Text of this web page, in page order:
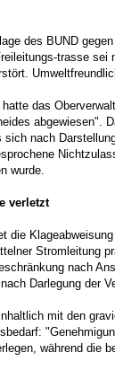
des BUND
trasse
das
abgewiesen".
sich nach
wurde.
verletzt
die
Stromleitung
nach
Darlegung
mit den
während die